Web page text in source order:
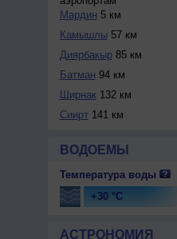
Мардин 5 км
Камышлы57 км
Диярбакыр85 км
Батман 94 км
Ширнак132 км
Сиирт141 км
ВОДОЕМЫ
Температура воды
+30 °C
АСТРОНОМИЯ